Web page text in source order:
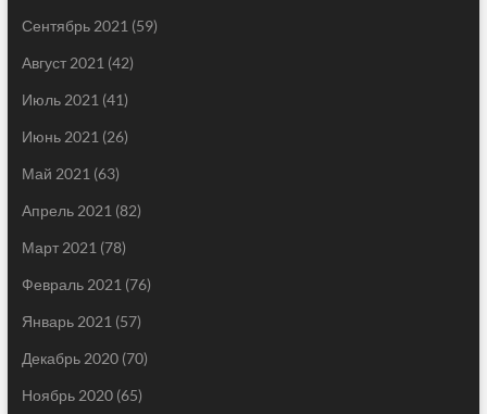
Сентябрь 2021 (59)
Август 2021 (42)
Июль 2021 (41)
Июнь 2021 (26)
Май 2021 (63)
Апрель 2021 (82)
Март 2021 (78)
Февраль 2021 (76)
Январь 2021 (57)
Декабрь 2020(70)
Ноябрь 2020(65)